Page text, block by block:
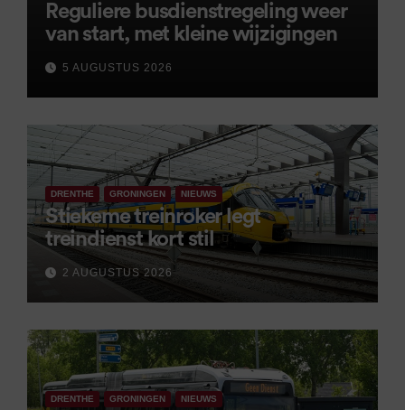
Reguliere busdienstregeling weer
van start, met kleine wijzigingen
5 AUGUSTUS 2026
DRENTHE GRONINGEN NIEUWS
Stiekeme treinroker legt
treindienst kort stil
2 AUGUSTUS 2026
DRENTHE GRONINGEN NIEUWS